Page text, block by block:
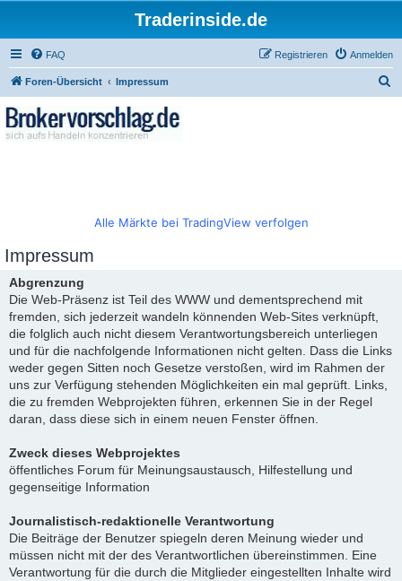
Traderinside.de
FAQ Anmelden
Registrieren
Foren-Übersicht Impressum
Alle Märkte bei TradingView verfolgen
Impressum
Abgrenzung
Die Web-Präsenz ist Teil des WWW und dementsprechend mit
fremden, sich jederzeit wandeln könnenden Web-Sites verknüpft,
die folglich auch nicht diesem Verantwortungsbereich unterliegen
und für die nachfolgende Informationen nicht gelten. Dass die Links
weder gegen Sitten noch Gesetze verstoßen, wird im Rahmen der
uns zur Verfügung stehenden Möglichkeiten ein mal geprüft. Links,
die zu fremden Webprojekten führen, erkennen Sie in der Regel
daran, dass diese sich in einem neuen Fenster öffnen.
Zweck dieses Webprojektes
öffentliches Forum für Meinungsaustausch, Hilfestellung und
gegenseitige Information
Journalistisch-redaktionelle Verantwortung
Die Beiträge der Benutzer spiegeln deren Meinung wieder und
müssen nicht mit der des Verantwortlichen übereinstimmen. Eine
Verantwortung für die durch die Mitglieder eingestellten Inhalte wird